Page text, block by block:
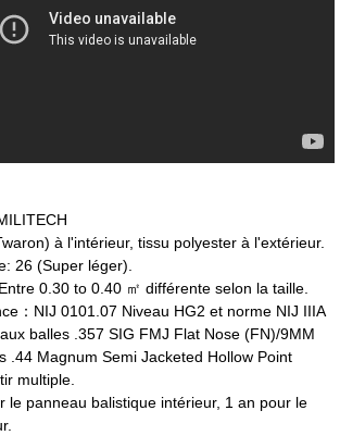
à l'intérieur, tissu polyester à l'extérieur.
26 (Super léger).
0.30 to 0.40 ㎡ différente selon la taille.
：NIJ 0101.07 Niveau HG2 et norme NIJ IIIA
balles .357 SIG FMJ Flat Nose (FN)/9MM
.44 Magnum Semi Jacketed Hollow Point
multiple.
le panneau balistique intérieur, 1 an pour le